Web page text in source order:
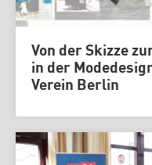
Von der Skizze
in der
Verein Berlin